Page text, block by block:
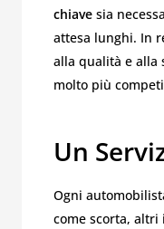
chiave sia
attesa lunghi. In
alla qualità e alla
molto più
Un
Ogni
come scorta, altri